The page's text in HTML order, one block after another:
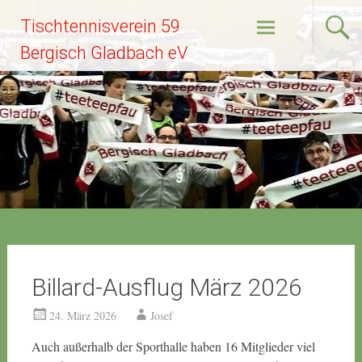
springen
Tischtennisverein 59
Bergisch Gladbach eV
Billard-Ausflug März 2026
24. März 2026 Josef
Auch außerhalb der Sporthalle haben 16 Mitglieder viel